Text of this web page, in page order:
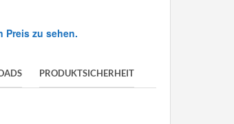
Preis zu sehen.
PRODUKTSICHERHEIT